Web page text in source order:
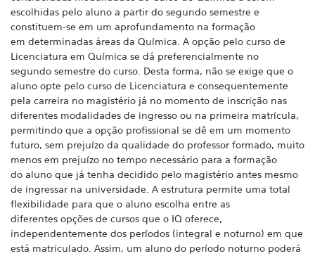
escolhidas pelo aluno a partir do segundo semestre e
constituem-se em um aprofundamento na formação
em determinadas áreas da Química. A opção pelo curso de
Licenciatura em Química se dá preferencialmente no
segundo semestre do curso. Desta forma, não se exige que o
aluno opte pelo curso de Licenciatura e consequentemente
pela carreira no magistério já no momento de inscrição nas
diferentes modalidades de ingresso ou na primeira matrícula,
permitindo que a opção profissional se dê em um momento
futuro, sem prejuízo da qualidade do professor formado, muito
menos em prejuízo no tempo necessário para a formação
do aluno que já tenha decidido pelo magistério antes mesmo
de ingressar na universidade. A estrutura permite uma total
flexibilidade para que o aluno escolha entre as
diferentes opções de cursos que o IQ oferece,
independentemente dos períodos (integral e noturno) em que
está matriculado. Assim, um aluno do período noturno poderá